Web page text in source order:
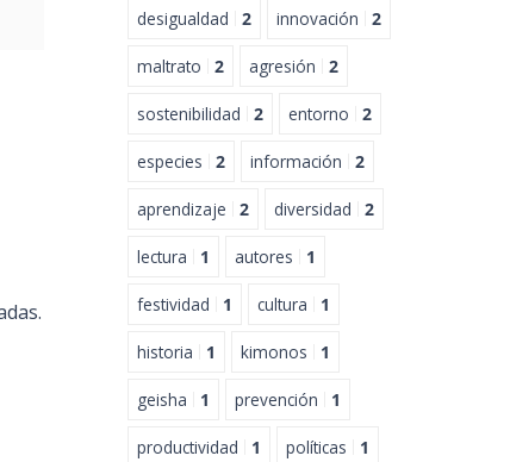
desigualdad 2 innovación 2
maltrato 2 agresión 2
sostenibilidad 2 entorno 2
especies 2 información 2
aprendizaje 2 diversidad 2
lectura 1 autores 1
festividad 1 cultura 1
historia 1 kimonos 1
geisha 1 prevención 1
productividad 1 políticas 1